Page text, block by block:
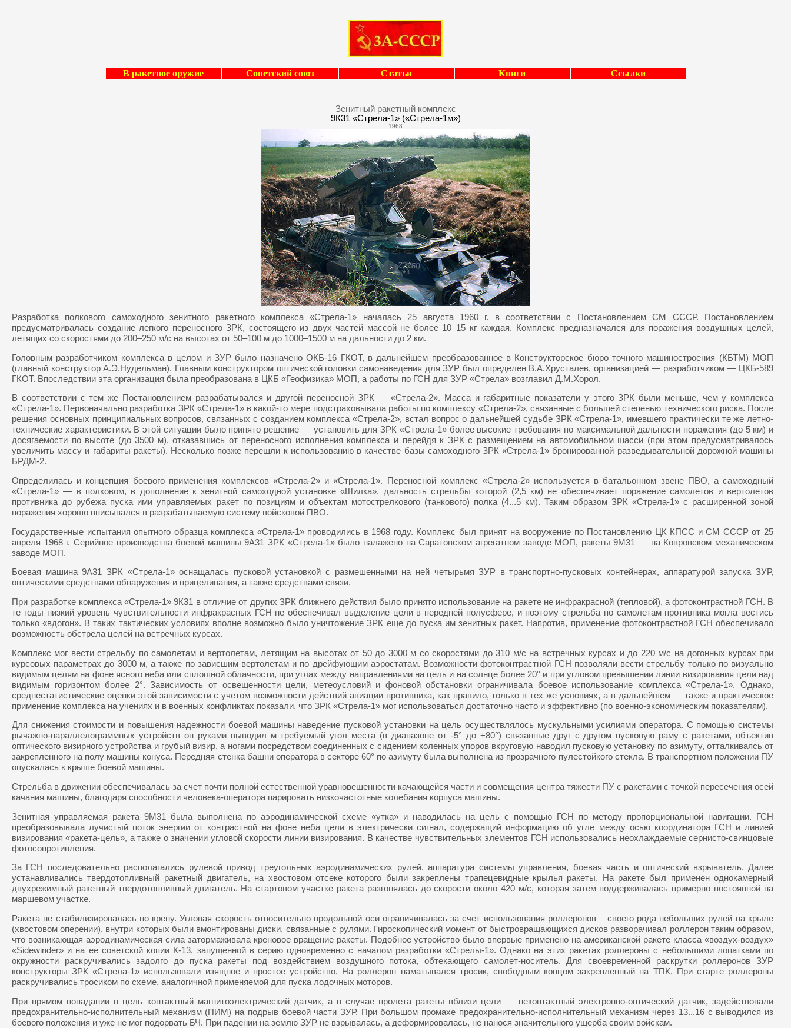
В ракетное оружие Советский союз Статьи Книги Ссылки
Зенитный ракетный комплекс
9К31 «Стрела-1» («Стрела-1м»)
1968
Разработка полкового самоходного зенитного ракетного комплекса «Стрела-1» началась 25 августа 1960 г. в соответствии с Постановлением СМ СССР. Постановлением
предусматривалась создание легкого переносного ЗРК, состоящего из двух частей массой не более 10–15 кг каждая. Комплекс предназначался для поражения воздушных целей,
летящих со скоростями до 200–250 м/с на высотах от 50–100 м до 1000–1500 м на дальности до 2 км.
Головным разработчиком комплекса в целом и ЗУР было назначено ОКБ-16 ГКОТ, в дальнейшем преобразованное в Конструкторское бюро точного машиностроения (КБТМ) МОП
(главный конструктор А.Э.Нудельман). Главным конструктором оптической головки самонаведения для ЗУР был определен В.А.Хрусталев, организацией — разработчиком — ЦКБ-589
ГКОТ. Впоследствии эта организация была преобразована в ЦКБ «Геофизика» МОП, а работы по ГСН для ЗУР «Стрела» возглавил Д.М.Хорол.
В соответствии с тем же Постановлением разрабатывался и другой переносной ЗРК — «Стрела-2». Масса и габаритные показатели у этого ЗРК были меньше, чем у комплекса
«Стрела-1». Первоначально разработка ЗРК «Стрела-1» в какой-то мере подстраховывала работы по комплексу «Стрела-2», связанные с большей степенью технического риска. После
решения основных принципиальных вопросов, связанных с созданием комплекса «Стрела-2», встал вопрос о дальнейшей судьбе ЗРК «Стрела-1», имевшего практически те же летно-
технические характеристики. В этой ситуации было принято решение — установить для ЗРК «Стрела-1» более высокие требования по максимальной дальности поражения (до 5 км) и
досягаемости по высоте (до 3500 м), отказавшись от переносного исполнения комплекса и перейдя к ЗРК с размещением на автомобильном шасси (при этом предусматривалось
увеличить массу и габариты ракеты). Несколько позже перешли к использованию в качестве базы самоходного ЗРК «Стрела-1» бронированной разведывательной дорожной машины
БРДМ-2.
Определилась и концепция боевого применения комплексов «Стрела-2» и «Стрела-1». Переносной комплекс «Стрела-2» используется в батальонном звене ПВО, а самоходный
«Стрела-1» — в полковом, в дополнение к зенитной самоходной установке «Шилка», дальность стрельбы которой (2,5 км) не обеспечивает поражение самолетов и вертолетов
противника до рубежа пуска ими управляемых ракет по позициям и объектам мотострелкового (танкового) полка (4...5 км). Таким образом ЗРК «Стрела-1» с расширенной зоной
поражения хорошо вписывался в разрабатываемую систему войсковой ПВО.
Государственные испытания опытного образца комплекса «Стрела-1» проводились в 1968 году. Комплекс был принят на вооружение по Постановлению ЦК КПСС и СМ СССР от 25
апреля 1968 г. Серийное производства боевой машины 9А31 ЗРК «Стрела-1» было налажено на Саратовском агрегатном заводе МОП, ракеты 9М31 — на Ковровском механическом
заводе МОП.
Боевая машина 9А31 ЗРК «Стрела-1» оснащалась пусковой установкой с размешенными на ней четырьмя ЗУР в транспортно-пусковых контейнерах, аппаратурой запуска ЗУР,
оптическими средствами обнаружения и прицеливания, а также средствами связи.
При разработке комплекса «Стрела-1» 9К31 в отличие от других ЗРК ближнего действия было принято использование на ракете не инфракрасной (тепловой), а фотоконтрастной ГСН. В
те годы низкий уровень чувствительности инфракрасных ГСН не обеспечивал выделение цели в передней полусфере, и поэтому стрельба по самолетам противника могла вестись
только «вдогон». В таких тактических условиях вполне возможно было уничтожение ЗРК еще до пуска им зенитных ракет. Напротив, применение фотоконтрастной ГСН обеспечивало
возможность обстрела целей на встречных курсах.
Комплекс мог вести стрельбу по самолетам и вертолетам, летящим на высотах от 50 до 3000 м со скоростями до 310 м/с на встречных курсах и до 220 м/с на догонных курсах при
курсовых параметрах до 3000 м, а также по зависшим вертолетам и по дрейфующим аэростатам. Возможности фотоконтрастной ГСН позволяли вести стрельбу только по визуально
видимым целям на фоне ясного неба или сплошной облачности, при углах между направлениями на цель и на солнце более 20° и при угловом превышении линии визирования цели над
видимым горизонтом более 2°. Зависимость от освещенности цели, метеоусловий и фоновой обстановки ограничивала боевое использование комплекса «Стрела-1». Однако,
среднестатистические оценки этой зависимости с учетом возможности действий авиации противника, как правило, только в тех же условиях, а в дальнейшем — также и практическое
применение комплекса на учениях и в военных конфликтах показали, что ЗРК «Стрела-1» мог использоваться достаточно часто и эффективно (по военно-экономическим показателям).
Для снижения стоимости и повышения надежности боевой машины наведение пусковой установки на цель осуществлялось мускульными усилиями оператора. С помощью системы
рычажно-параллелограммных устройств он руками выводил м требуемый угол места (в диапазоне от -5° до +80°) связанные друг с другом пусковую раму с ракетами, объектив
оптического визирного устройства и грубый визир, а ногами посредством соединенных с сидением коленных упоров вкруговую наводил пусковую установку по азимуту, отталкиваясь от
закрепленного на полу машины конуса. Передняя стенка башни оператора в секторе 60° по азимуту была выполнена из прозрачного пулестойкого стекла. В транспортном положении ПУ
опускалась к крыше боевой машины.
Стрельба в движении обеспечивалась за счет почти полной естественной уравновешенности качающейся части и совмещения центра тяжести ПУ с ракетами с точкой пересечения осей
качания машины, благодаря способности человека-оператора парировать низкочастотные колебания корпуса машины.
Зенитная управляемая ракета 9М31 была выполнена по аэродинамической схеме «утка» и наводилась на цель с помощью ГСН по методу пропорциональной навигации. ГСН
преобразовывала лучистый поток энергии от контрастной на фоне неба цели в электрически сигнал, содержащий информацию об угле между осью координатора ГСН и линией
визирования «ракета-цель», а также о значении угловой скорости линии визирования. В качестве чувствительных элементов ГСН использовались неохлаждаемые сернисто-свинцовые
фотосопротивления.
За ГСН последовательно располагались рулевой привод треугольных аэродинамических рулей, аппаратура системы управления, боевая часть и оптический взрыватель. Далее
устанавливались твердотопливный ракетный двигатель, на хвостовом отсеке которого были закреплены трапецевидные крылья ракеты. На ракете был применен однокамерный
двухрежимный ракетный твердотопливный двигатель. На стартовом участке ракета разгонялась до скорости около 420 м/с, которая затем поддерживалась примерно постоянной на
маршевом участке.
Ракета не стабилизировалась по крену. Угловая скорость относительно продольной оси ограничивалась за счет использования роллеронов – своего рода небольших рулей на крыле
(хвостовом оперении), внутри которых были вмонтированы диски, связанные с рулями. Гироскопический момент от быстровращающихся дисков разворачивал роллерон таким образом,
что возникающая аэродинамическая сила затормаживала креновое вращение ракеты. Подобное устройство было впервые применено на американской ракете класса «воздух-воздух»
«Sidewinder» и на ее советской копии К-13, запущенной в серию одновременно с началом разработки «Стрелы-1». Однако на этих ракетах роллероны с небольшими лопатками по
окружности раскручивались задолго до пуска ракеты под воздействием воздушного потока, обтекающего самолет-носитель. Для своевременной раскрутки роллеронов ЗУР
конструкторы ЗРК «Стрела-1» использовали изящное и простое устройство. На роллерон наматывался тросик, свободным концом закрепленный на ТПК. При старте роллероны
раскручивались тросиком по схеме, аналогичной применяемой для пуска лодочных моторов.
При прямом попадании в цель контактный магнитоэлектрический датчик, а в случае пролета ракеты вблизи цели — неконтактный электронно-оптический датчик, задействовали
предохранительно-исполнительный механизм (ПИМ) на подрыв боевой части ЗУР. При большом промахе предохранительно-исполнительный механизм через 13...16 с выводился из
боевого положения и уже не мог подорвать БЧ. При падении на землю ЗУР не взрывалась, а деформировалась, не нанося значительного ущерба своим войскам.